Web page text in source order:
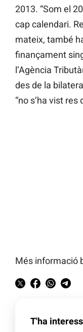
2013. “Som el
cap calendari.
mateix, també
finançament
l’Agència
des de la
“no s’ha vist res
Més informació
T'ha